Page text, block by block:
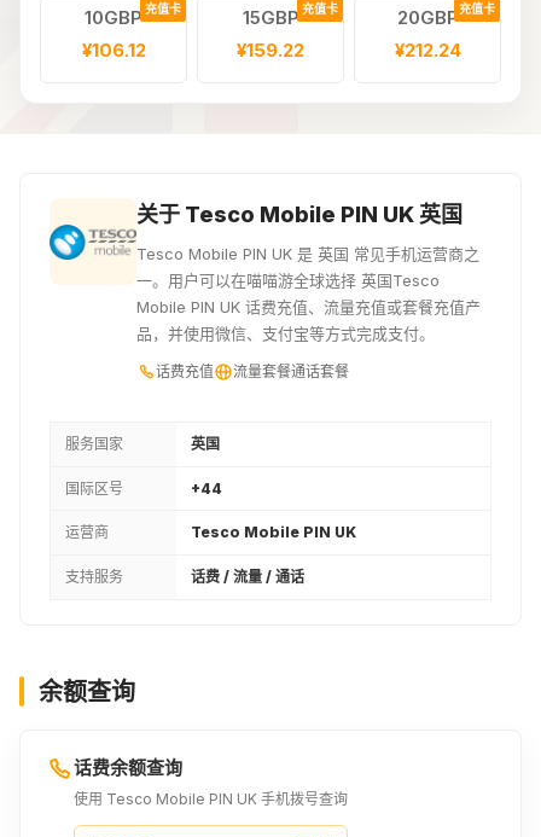
充值卡
10GBP
¥106.12
充值卡
15GBP
¥159.22
充值卡
20GBP
¥212.24
关于 Tesco Mobile PIN UK 英国
Tesco Mobile PIN UK 是 英国 常见手机运营商之
一。用户可以在喵喵游全球选择 英国Tesco
Mobile PIN UK 话费充值、流量充值或套餐充值产
品，并使用微信、支付宝等方式完成支付。
话费充值 流量套餐通话套餐
服务国家 英国
国际区号 +44
运营商 Tesco Mobile PIN UK
支持服务 话费 / 流量 / 通话
余额查询
话费余额查询
使用 Tesco Mobile PIN UK 手机拨号查询